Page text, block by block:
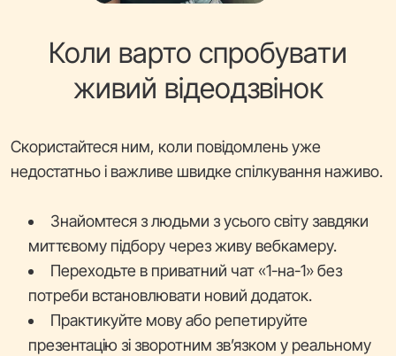
Коли варто спробувати
живий відеодзвінок
Скористайтеся ним, коли повідомлень уже
недостатньо і важливе швидке спілкування наживо.
Знайомтеся з людьми з усього світу завдяки
миттєвому підбору через живу вебкамеру.
Переходьте в приватний чат «1-на-1» без
потреби встановлювати новий додаток.
Практикуйте мову або репетируйте
презентацію зі зворотним зв’язком у реальному